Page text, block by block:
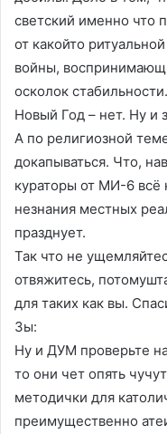
светский именно что
от какойто
войны,
осколок
Новый Год – нет. Ну и
А по религиозной
докапываться. Что,
кураторы от МИ-6 всё
незнания местных
празднует.
Так что не
отвяжитесь,
для таких как вы.
Зы:
Ну и ДУМ проверьте
то они чет опять
методички для
преимущественно